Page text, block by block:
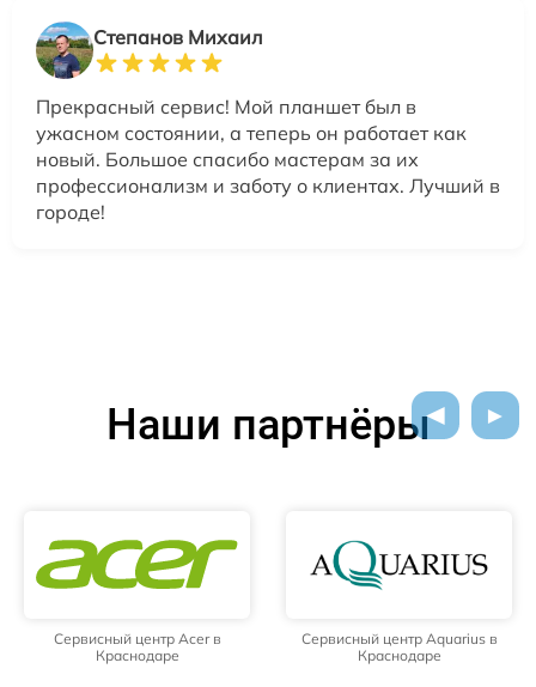
Степанов Михаил
Прекрасный сервис! Мой планшет был в
ужасном состоянии, а теперь он работает как
новый. Большое спасибо мастерам за их
профессионализм и заботу о клиентах. Лучший в
городе!
Наши партнёры
Сервисный центр Acer в
Краснодаре
Сервисный центр Aquarius в
Краснодаре